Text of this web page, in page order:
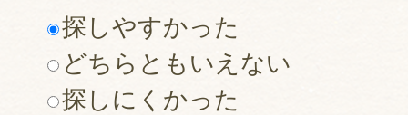
探しやすかった
どちらともいえない
探しにくかった